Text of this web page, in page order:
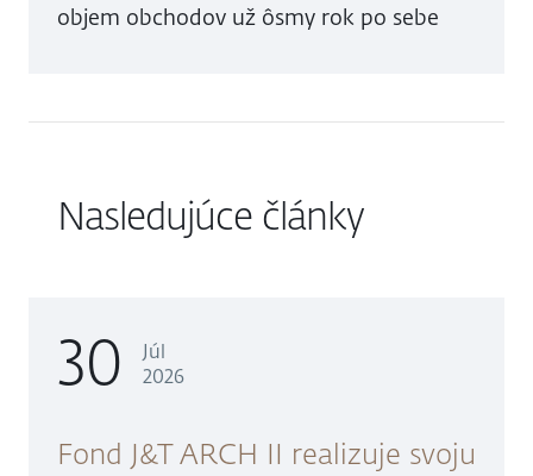
objem obchodov už ôsmy rok po sebe
Nasledujúce články
30
Júl
2026
Fond J&T ARCH II realizuje svoju